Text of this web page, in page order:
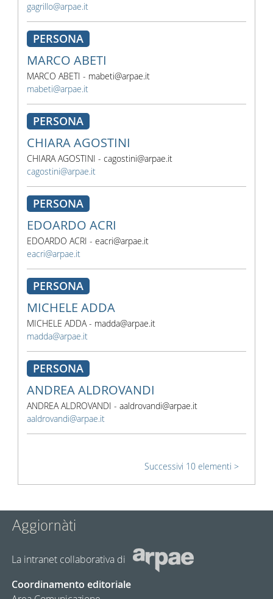
gagrillo@arpae.it
PERSONA
MARCO ABETI
MARCO ABETI - mabeti@arpae.it
mabeti@arpae.it
PERSONA
CHIARA AGOSTINI
CHIARA AGOSTINI - cagostini@arpae.it
cagostini@arpae.it
PERSONA
EDOARDO ACRI
EDOARDO ACRI - eacri@arpae.it
eacri@arpae.it
PERSONA
MICHELE ADDA
MICHELE ADDA - madda@arpae.it
madda@arpae.it
PERSONA
ANDREA ALDROVANDI
ANDREA ALDROVANDI - aaldrovandi@arpae.it
aaldrovandi@arpae.it
Successivi 10 elementi
Aggiornàti
La intranet collaborativa di
Coordinamento editoriale